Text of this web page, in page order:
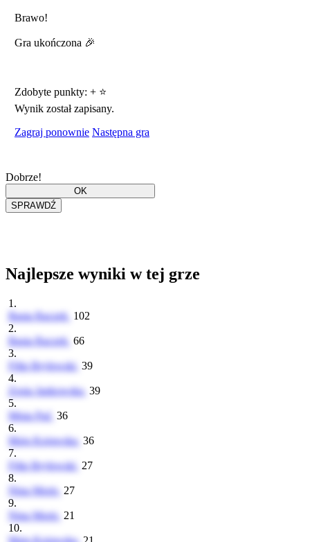
Brawo!
Gra ukończona 🎉
Zdobyte punkty: +⭐
Wynik został zapisany.
Zagraj ponownie Następna gra
Dobrze!
Najlepsze wyniki w tej grze
1.
Basia Raczek 102
2.
Basia Raczek 66
3.
Filip Brylewski 39
4.
Zosia Jankowska 39
5.
Misia Paź 36
6.
Maja Kujawska 36
7.
Filip Brylewski 27
8.
Nina Moris 27
9.
Nina Moris 21
10.